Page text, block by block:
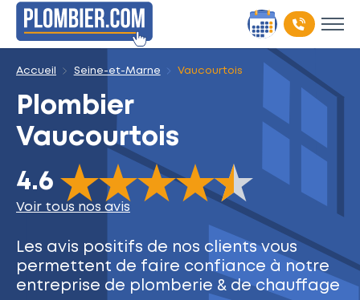
Accueil Seine-et-Marne Vaucourtois
Plombier
Vaucourtois
4.6
The rating of this product is 4.6out of 5
Voir tous nos avis
Les avis positifs de nos clientsvous
permettent de faire confiance à notre
entreprise de plomberie & de chauffage